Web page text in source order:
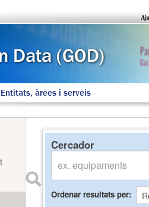
Entitats, àrees i serveis
Cercador
Ordenar resultats per